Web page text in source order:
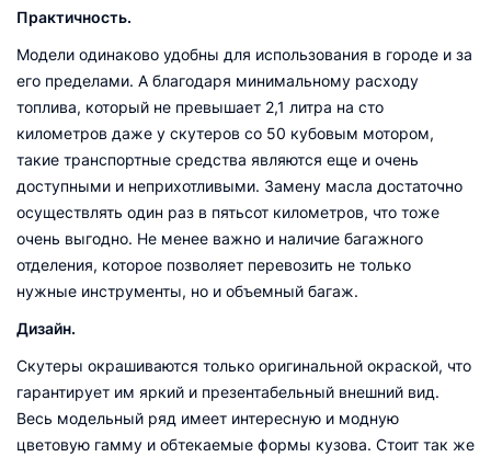
Практичность.
Модели одинаково удобны для использования в городе и за
его пределами. А благодаря минимальному расходу
топлива, который не превышает 2,1 литра на сто
километров даже у скутеров со 50 кубовым мотором,
такие транспортные средства являются еще и очень
доступными и неприхотливыми. Замену масла достаточно
осуществлять один раз в пятьсот километров, что тоже
очень выгодно. Не менее важно и наличие багажного
отделения, которое позволяет перевозить не только
нужные инструменты, но и объемный багаж.
Дизайн.
Скутеры окрашиваются только оригинальной окраской, что
гарантирует им яркий и презентабельный внешний вид.
Весь модельный ряд имеет интересную и модную
цветовую гамму и обтекаемые формы кузова. Стоит так же